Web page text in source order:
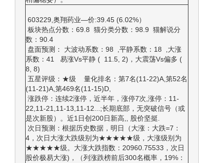
603229,奥翔药业—价:39.45 (6.02%）
板块热点分数：69.8 猫分类分数：98.9 猫解说分
数：90.4
盘面预测： 大波动系数：98 ,平静系数：18 ,大涨
系数：41 易涨Vs平静 ( 11.5, 2)，大震荡Vs偏多 (
8, 8)
五星评级：★级 量化排名：第7名(11-22)A,第52名
(11-21)A,第469名(11-15)D,
涨跌停：连续2涨停，近半年，涨停7次,涨停：11-
22,11-21,11-13,11-12...;长期底部，无突破信号（或
是次新股）。近1日创200日新高,, 股价坚挺.
次日预测：根据历史数据，明日（大涨：大跌=7：
4，次日大涨大跌级别为★★★★★级，大涨级别为
★★★★★级。大涨大跌指数：20960.75533，次日
股价极易大涨)，（列涨跌榜前后300名概率，19%：